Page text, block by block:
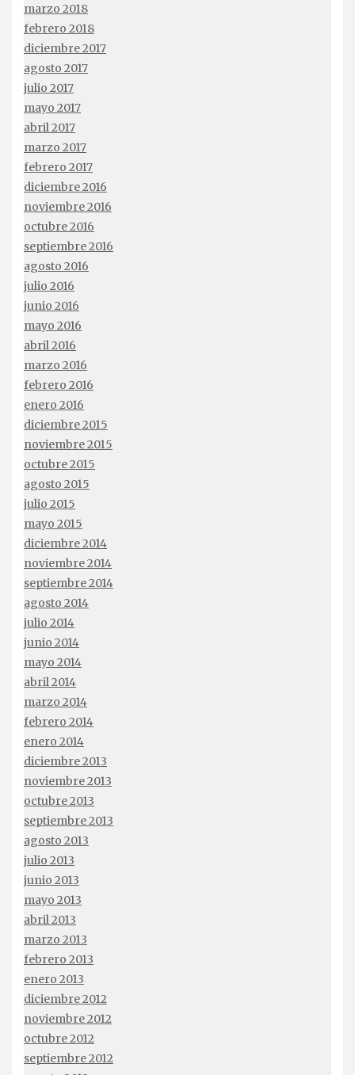
marzo 2018
febrero 2018
diciembre 2017
agosto 2017
julio 2017
mayo 2017
abril 2017
marzo 2017
febrero 2017
diciembre 2016
noviembre 2016
octubre 2016
septiembre 2016
agosto 2016
julio 2016
junio 2016
mayo 2016
abril 2016
marzo 2016
febrero 2016
enero 2016
diciembre 2015
noviembre 2015
octubre 2015
agosto 2015
julio 2015
mayo 2015
diciembre 2014
noviembre 2014
septiembre 2014
agosto 2014
julio 2014
junio 2014
mayo 2014
abril 2014
marzo 2014
febrero 2014
enero 2014
diciembre 2013
noviembre 2013
octubre 2013
septiembre 2013
agosto 2013
julio 2013
junio 2013
mayo 2013
abril 2013
marzo 2013
febrero 2013
enero 2013
diciembre 2012
noviembre 2012
octubre 2012
septiembre 2012